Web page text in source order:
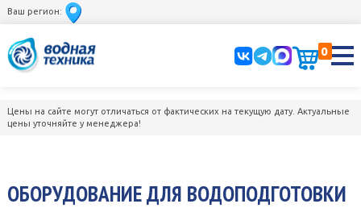
Ваш регион:
0
Цены на сайте могут отличаться от фактических на текущую дату. Актуальные
цены уточняйте у менеджера!
ОБОРУДОВАНИЕ ДЛЯ ВОДОПОДГОТОВКИ